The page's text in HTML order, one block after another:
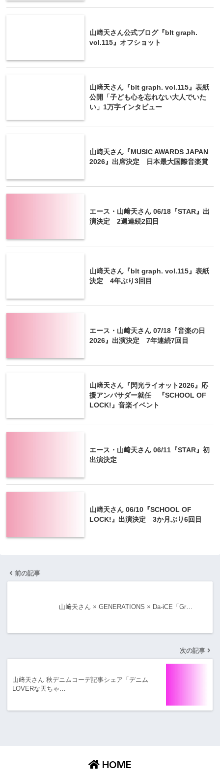
山﨑天さん公式ブログ『blt graph.
vol.115』オフショット
山﨑天さん『blt graph. vol.115』表紙
公開「子ども心を忘れない大人でいた
い」1万字インタビュー
山﨑天さん『MUSIC AWARDS JAPAN
2026』出席決定 日本最大国際音楽賞
エース・山﨑天さん 06/18『STAR』出
演決定 2週連続2回目
山﨑天さん『blt graph. vol.115』表紙
決定 4年ぶり3回目
エース・山﨑天さん 07/18『音楽の日
2026』出演決定 7年連続7回目
山﨑天さん『閃光ライオット2026』応
援アンバサダー就任 『SCHOOL OF
LOCK!』音楽イベント
エース・山﨑天さん 06/11『STAR』初
出演決定
山﨑天さん 06/10『SCHOOL OF
LOCK!』出演決定 3か月ぶり6回目
前の記事
山﨑天さん × GENERATIONS × Da-iCE「Gr…
次の記事
山﨑天さん 秋デニムコーデ記事シェア「デニム
LOVERな天ちゃ…
HOME